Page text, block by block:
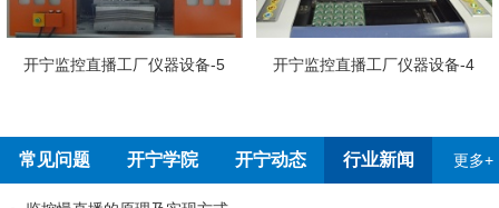
工厂仪器设备-5 开宁监控直播工厂仪器设备-4 开宁慢直
常见问题 开宁学院 开宁动态 行业新闻 更多+